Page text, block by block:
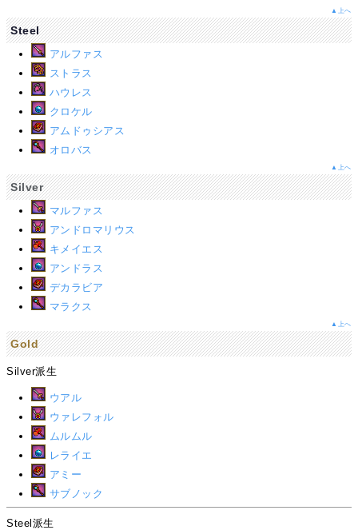
▲上へ
Steel
アルファス
ストラス
ハウレス
クロケル
アムドゥシアス
オロバス
▲上へ
Silver
マルファス
アンドロマリウス
キメイエス
アンドラス
デカラビア
マラクス
▲上へ
Gold
Silver派生
ウアル
ウァレフォル
ムルムル
レライエ
アミー
サブノック
Steel派生